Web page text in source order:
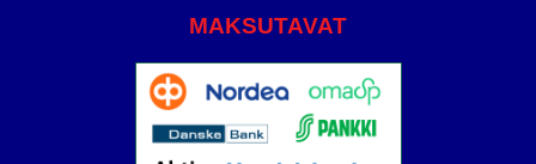
MAKSUTAVAT